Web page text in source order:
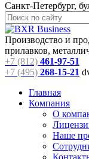
Санкт-Петербург,
Производство и
прилавков,
+7 (812) 461-97-51
+7 (495) 268-15-21
Главная
Компания
О
Наше